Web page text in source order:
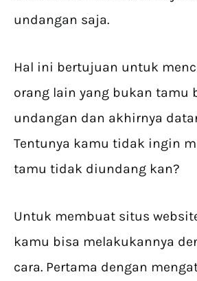
undangan saja.
Hal ini bertujuan untuk
orang lain yang bukan tamu
undangan dan akhirnya
Tentunya kamu tidak ingin
tamu tidak diundang kan?
Untuk membuat situs
kamu bisa melakukannya
cara. Pertama dengan